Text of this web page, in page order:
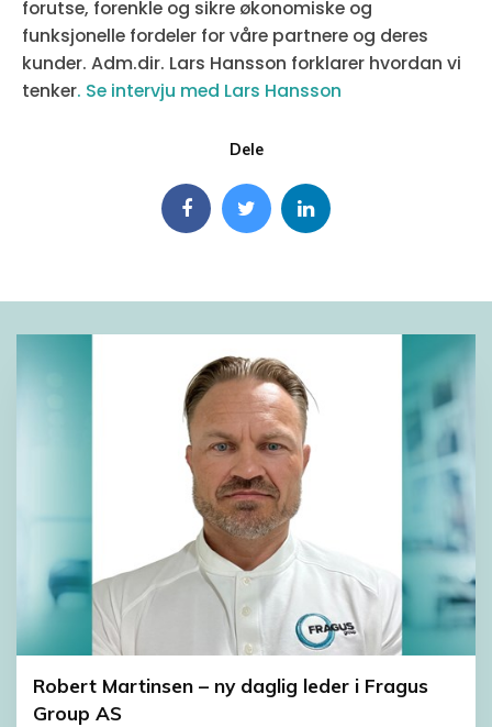
forutse, forenkle og sikre økonomiske og
funksjonelle fordeler for våre partnere og deres
kunder. Adm.dir. Lars Hansson forklarer hvordan vi
tenker. Se intervju med Lars Hansson
Dele
Robert Martinsen – ny daglig leder i Fragus
Group AS